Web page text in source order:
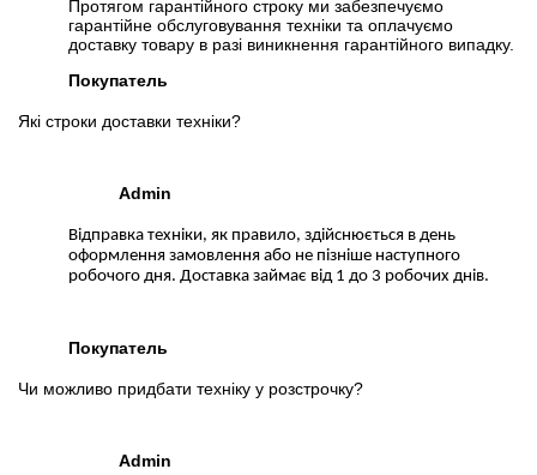
Протягом гарантійного строку ми забезпечуємо
гарантійне обслуговування техніки та оплачуємо
доставку товару в разі виникнення гарантійного випадку.
Покупатель
Які строки доставки техніки?
Admin
Відправка техніки, як правило, здійснюється в день
оформлення замовлення або не пізніше наступного
робочого дня. Доставка займає від 1 до 3 робочих днів.
Покупатель
Чи можливо придбати техніку у розстрочку?
Admin